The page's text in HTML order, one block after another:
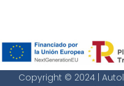
Copyright © 2024 |